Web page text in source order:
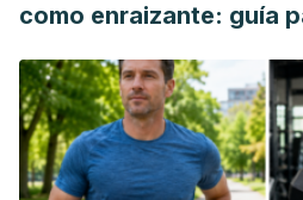
como enraizante: guía